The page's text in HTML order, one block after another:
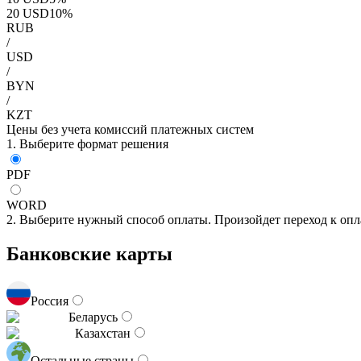
20 USD10%
RUB
/
USD
/
BYN
/
KZT
Цены без учета комиссий платежных систем
1. Выберите формат решения
PDF
WORD
2. Выберите нужный способ оплаты. Произойдет переход к
Банковские карты
Россия
Беларусь
Казахстан